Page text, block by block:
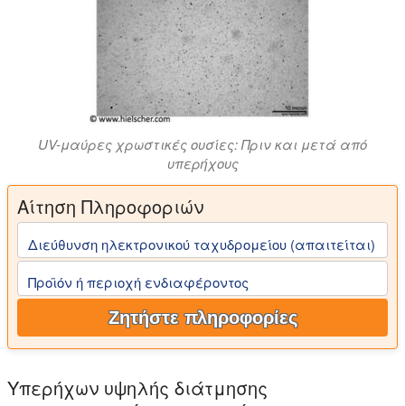
UV-μαύρες χρωστικές ουσίες: Πριν και μετά από
υπερήχους
Αίτηση Πληροφοριών
Διεύθυνση ηλεκτρονικού ταχυδρομείου (απαιτείται)
Προϊόν ή περιοχή ενδιαφέροντος
Ζητήστε πληροφορίες
Υπερήχων υψηλής διάτμησης